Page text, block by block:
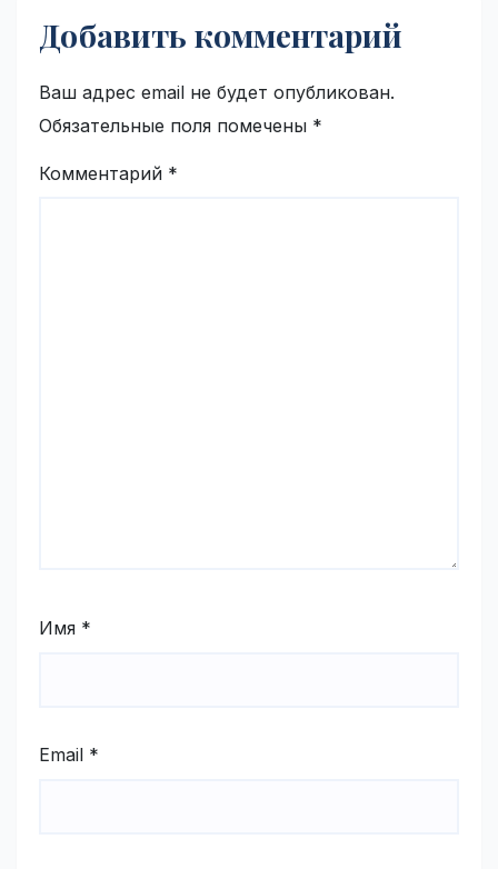
Добавить комментарий
Ваш адрес email не будет опубликован.
Обязательные поля помечены *
Комментарий *
Имя *
Email *